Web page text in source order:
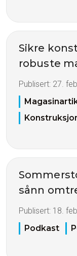
Sikre
robuste
Publisert: 27.
sånn
Publisert: 18.
Podkast